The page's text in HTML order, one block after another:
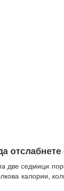
две седмици
калории,